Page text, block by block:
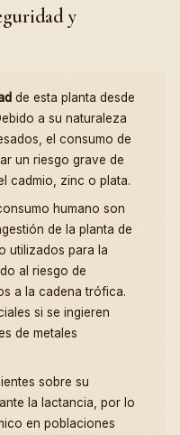
y
de esta planta desde
a su naturaleza
el consumo de
un riesgo grave de
cadmio, zinc o plata.
humano son
de la planta de
utilizados para la
al riesgo de
a la cadena trófica.
si se ingieren
de metales
sobre su
la lactancia, por lo
en poblaciones